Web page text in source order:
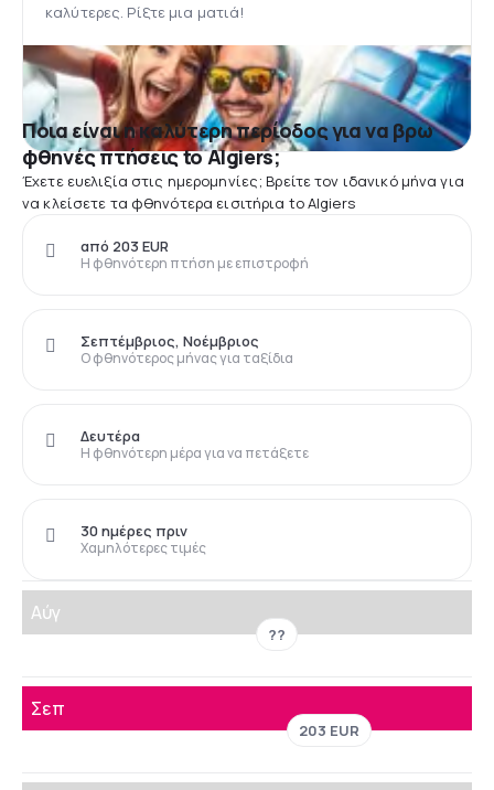
καλύτερες. Ρίξτε μια ματιά!
Ποια είναι η καλύτερη περίοδος για να βρω
φθηνές πτήσεις to Algiers;
Έχετε ευελιξία στις ημερομηνίες; Βρείτε τον ιδανικό μήνα για
να κλείσετε τα φθηνότερα εισιτήρια to Algiers
Η φθηνότερη πτήση με επιστροφή
από 203 EUR
Ο φθηνότερος μήνας για ταξίδια
Σεπτέμβριος, Νοέμβριος
Η φθηνότερη μέρα για να πετάξετε
Δευτέρα
Χαμηλότερες τιμές
30 ημέρες πριν
Αύγ
??
Σεπ
203 EUR